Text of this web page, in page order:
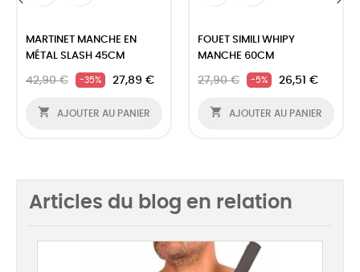
MARTINET MANCHE EN
MÉTAL SLASH 45CM
42,90 € -35% 27,89 €
 AJOUTER AU PANIER
FOUET SIMILI WHIPY
MANCHE 60CM
27,90 € -5% 26,51 €
 AJOUTER AU PANIER
Articles du blog en relation